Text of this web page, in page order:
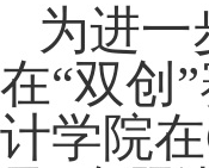
为进
在“双创
计学院在